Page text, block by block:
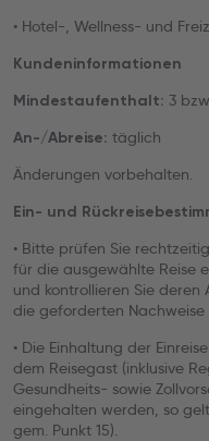
• Hotel-, Wellness- und
Kundeninformationen
Mindestaufenthalt: 3
An-/Abreise: täglich
Änderungen vorbehalten.
Ein- und
• Bitte prüfen Sie
für die ausgewählte Reise
und kontrollieren Sie
die geforderten Nachweise
• Die Einhaltung der
dem Reisegast (inklusive
Gesundheits- sowie
eingehalten werden, so
gem. Punkt 15).